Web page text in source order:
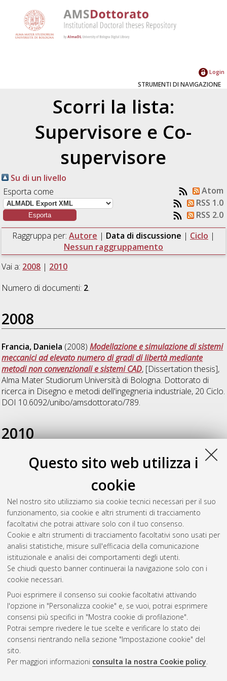
Questo sito web utilizza i
cookie
Nel nostro sito utilizziamo sia cookie tecnici necessari per il suo
funzionamento, sia cookie e altri strumenti di tracciamento
facoltativi che potrai attivare solo con il tuo consenso.
Cookie e altri strumenti di tracciamento facoltativi sono usati per
analisi statistiche, misure sull'efficacia della comunicazione
istituzionale e analisi dei comportamenti degli utenti.
Se chiudi questo banner continuerai la navigazione solo con i
cookie necessari.
Puoi esprimere il consenso sui cookie facoltativi attivando
l'opzione in "Personalizza cookie" e, se vuoi, potrai esprimere
consensi più specifici in "Mostra cookie di profilazione".
Potrai sempre rivedere le tue scelte e verificare lo stato dei
consensi rientrando nella sezione "Impostazione cookie" del
sito.
Per maggiori informazioni consulta la nostra Cookie policy.
Login
STRUMENTI DI NAVIGAZIONE
Scorri la lista:
Supervisore e Co-
supervisore
Su di un livello
Esporta come
Atom
RSS 1.0
RSS 2.0
Raggruppa per: Autore | Data di discussione | Ciclo |
Nessun raggruppamento
Vai a: 2008 | 2010
Numero di documenti: 2.
2008
Francia, Daniela (2008)Modellazione e simulazione di sistemi
meccanici ad elevato numero di gradi di libertà mediante
metodi non convenzionali e sistemi CAD, [Dissertation thesis],
Alma Mater Studiorum Università di Bologna. Dottorato di
ricerca in Disegno e metodi dell'ingegneria industriale, 20 Ciclo.
DOI 10.6092/unibo/amsdottorato/789.
2010
Renzi, Cristina(2010)Metodi di ottimizzazione morfologica
nel progetto preliminare di propulsori aeronautici avanzati
[Dissertation thesis], Alma Mater Studiorum Università di
Bologna. Dottorato di ricerca inDisegno e metodi
dell'ingegneria industriale, 22 Ciclo. DOI
10.6092/unibo/amsdottorato/2914.
Questa lista e' stata generata ilSat Aug 8 20:45:45 2026
Atom
Rss 1.0
Rss 2.0
ISSN: 2038-7946